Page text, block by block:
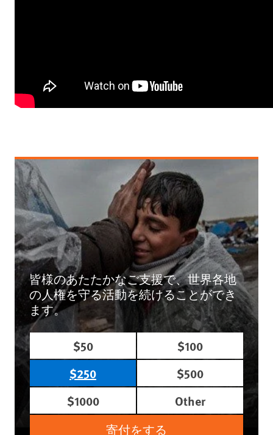
皆様のあたたかなご支援で、世界各地
の人権を守る活動を続けることができ
ます。
$50
$100
$250
$500
$1000
Other
寄付をする